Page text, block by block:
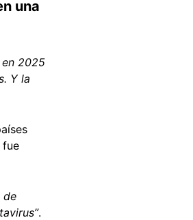
una
en 2025
Y la
fue
de
.